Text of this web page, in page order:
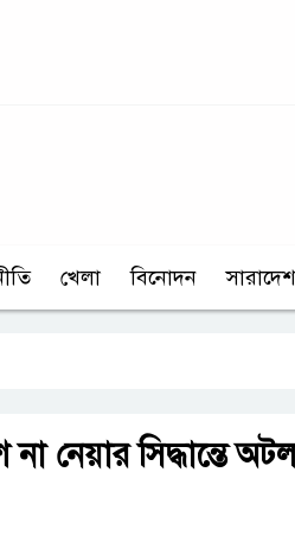
খেলা বিনোদন সারাদেশ
না নেয়ার সিদ্ধান্তে